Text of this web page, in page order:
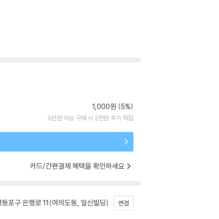
1,000원 (5%)
5만원 이상 구매 시 2천원 추가 적립
카드/간편결제 혜택을 확인하세요
포구 은행로 11(여의도동, 일신빌딩) 변경